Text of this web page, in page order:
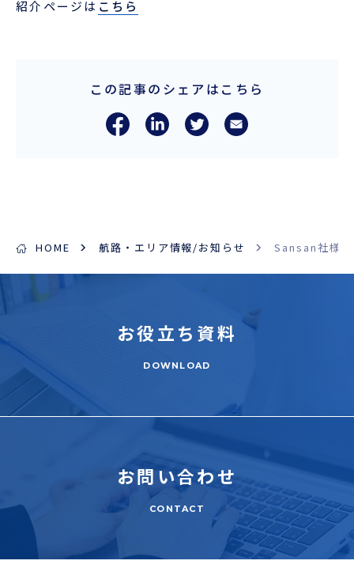
会員ログイン
お役立ちメニュー （輸出）
紹介ページは こちら
この記事のシェアはこちら
HOME 航路・エリア情報/お知らせ Sansan社様
お役立ち 資料
DOWNLOAD
お問い合わせ
CONTACT